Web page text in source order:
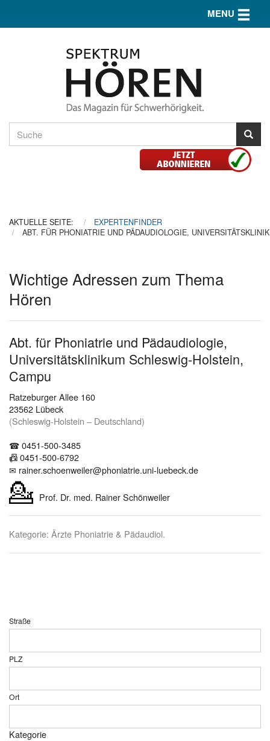
MENU Toggle
AKTUELLE SEITE:
EXPERTENFINDER
ABT. FÜR PHONIATRIE UND PÄDAUDIOLOGIE,
Wichtige Adressen zum Thema
Hören
Abt. für Phoniatrie und Pädaudiologie,
Universitätsklinikum Schleswig-Holstein,
Campu
Ratzeburger Allee 160
23562 Lübeck
(Schleswig-Holstein – Deutschland)
☎ 0451-500-3485
📠 0451-500-6792
✉ rainer.schoenweiler@phoniatrie.uni-luebeck.de
💁 Prof. Dr. med. Rainer Schönweiler
Kategorie: Ärzte Phoniatrie & Pädaudiol.
Straße
PLZ
Ort
Kategorie